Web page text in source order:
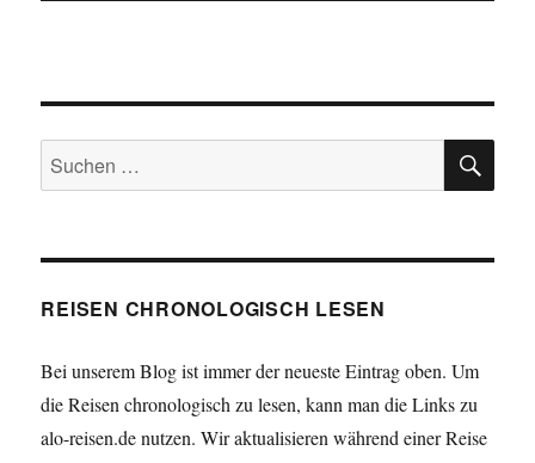
Suchen
nach:
REISEN CHRONOLOGISCH LESEN
Bei unserem Blog ist immer der neueste Eintrag oben. Um
die Reisen chronologisch zu lesen, kann man die Links zu
alo-reisen.de nutzen. Wir aktualisieren während einer Reise